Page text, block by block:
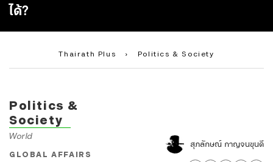
ได้?
Thairath Plus › Politics & Society
Politics &
Society
World
GLOBAL AFFAIRS
สุภลักษณ์ กาญจนขุนดี